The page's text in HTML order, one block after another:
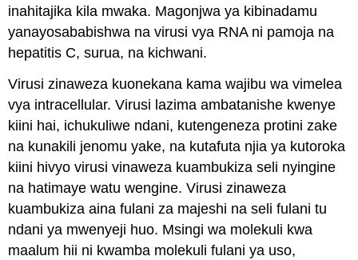
inahitajika kila mwaka. Magonjwa ya kibinadamu
yanayosababishwa na virusi vya RNA ni pamoja na
hepatitis C, surua, na kichwani.
Virusi zinaweza kuonekana kama wajibu wa vimelea
vya intracellular. Virusi lazima ambatanishe kwenye
kiini hai, ichukuliwe ndani, kutengeneza protini zake
na kunakili jenomu yake, na kutafuta njia ya kutoroka
kiini hivyo virusi vinaweza kuambukiza seli nyingine
na hatimaye watu wengine. Virusi zinaweza
kuambukiza aina fulani za majeshi na seli fulani tu
ndani ya mwenyeji huo. Msingi wa molekuli kwa
maalum hii ni kwamba molekuli fulani ya uso,